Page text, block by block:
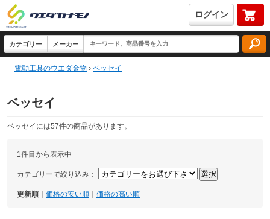
ログイン
電動工具のウエダ金物 › ベッセイ
ベッセイ
ベッセイには57件の商品があります。
1件目から表示中
カテゴリーで絞り込み：
更新順 価格の安い順 価格の高い順